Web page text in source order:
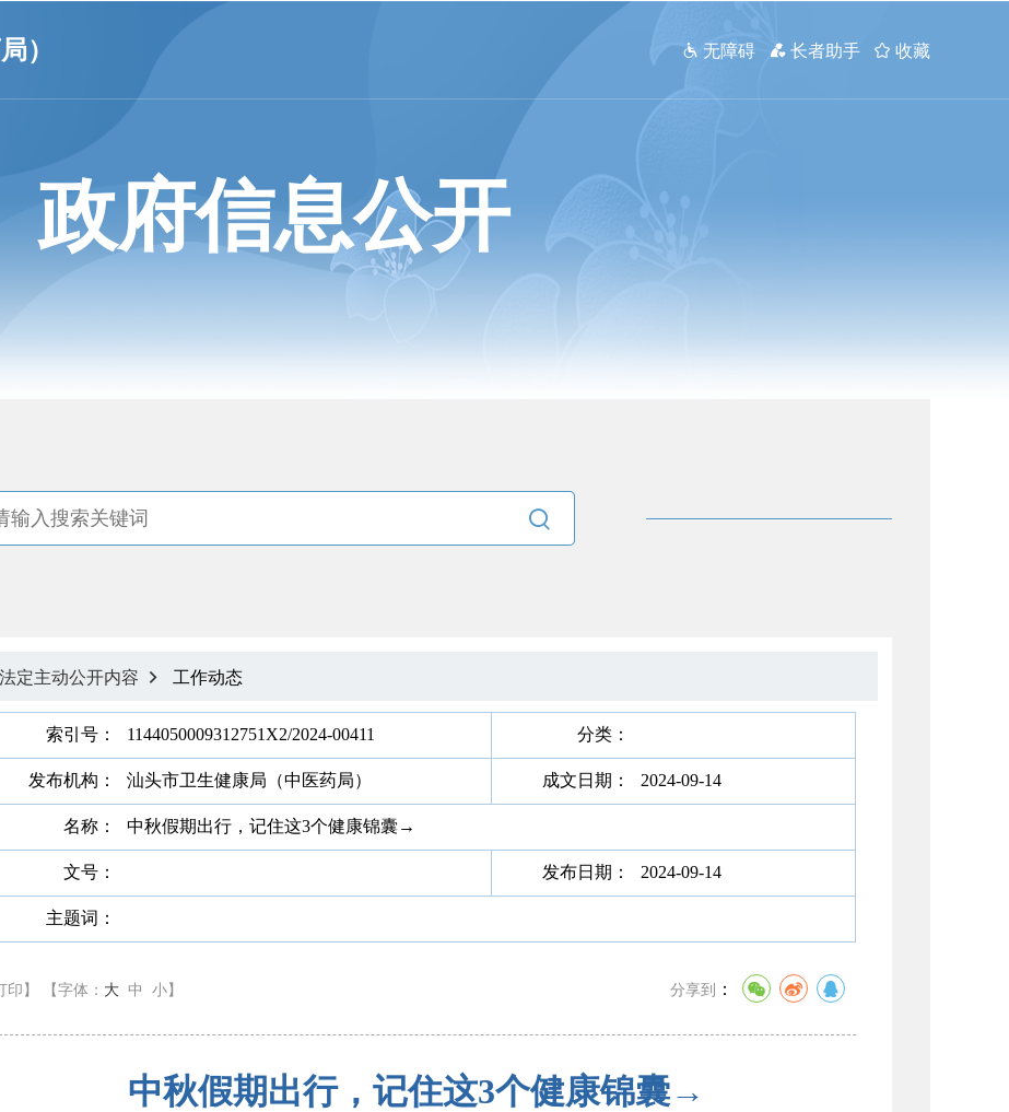
）  无障碍  长者助手  收藏
政府信息公开

法定主动公开内容  工作动态
索引号： 1144050009312751X2/2024-00411 分类：
发布机构： 汕头市卫生健康局（中医药局） 成文日期： 2024-09-14
名称： 中秋假期出行，记住这3个健康锦囊→
文号： 发布日期： 2024-09-14
主题词：
印】 【字体： 大 中 小 】 分享到 ：
中秋假期出行，记住这3个健康锦囊→